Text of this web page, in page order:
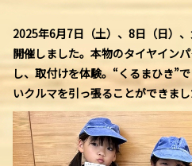
2025年6月7日（土）、8日（日）
開催しました。本物のタイヤイン
し、取付けを体験。“くるまひき”
いクルマを引っ張ることができまし